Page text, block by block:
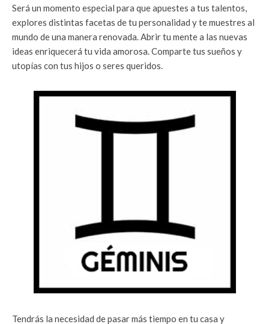
Será un momento especial para que apuestes a tus talentos,
explores distintas facetas de tu personalidad y te muestres al
mundo de una manera renovada. Abrir tu mente a las nuevas
ideas enriquecerá tu vida amorosa. Comparte tus sueños y
utopías con tus hijos o seres queridos.
Tendrás la necesidad de pasar más tiempo en tu casa y